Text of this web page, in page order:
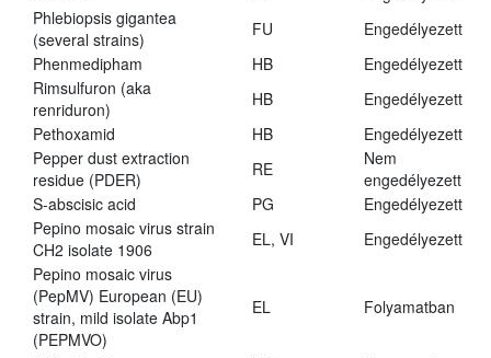
Phlebiopsis gigantea
(several strains)
FU
Engedélyezett
Phenmedipham
HB
Engedélyezett
Rimsulfuron (aka
renriduron)
HB
Engedélyezett
Pethoxamid
HB
Engedélyezett
Pepper dust extraction
residue (PDER)
RE
Nem
engedélyezett
S-abscisic acid
PG
Engedélyezett
Pepino mosaic virus strain
CH2 isolate 1906
EL, VI
Engedélyezett
Pepino mosaic virus
(PepMV) European (EU)
strain, mild isolate Abp1
(PEPMVO)
EL Folyamatban